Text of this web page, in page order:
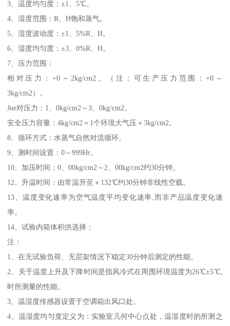
3、温度均匀度：±1、5℃。
4、湿度范围：R、H饱和蒸气。
5、湿度波动度：±1、5%R、H。
6、湿度均匀度：±3、0%R、H。
7、压力范围：
相对压力：+0～2kg/cm2。（注：可生产压力范围：+0～
3kg/cm2）。
Jue对压力：1、0kg/cm2～3、0kg/cm2。
安全压力容量：4kg/cm2＝1个环境大气压＋3kg/cm2。
8、循环方式：水蒸气自然对流循环。
9、测时间设置：0～999Hr。
10、加压时间：0、00kg/cm2～2、00kg/cm2约30分钟。
12、升温时间：由常温升至＋132℃约30分钟非线性空载。
13、温度变化速率为空气温度平均变化速率,而非产品温度变化速
率。
14、试验内箱体积供选择：
注：
1、在无试验负荷、无层架情况下稳定30分钟后测定的性能。
2、关于温度上升及下降时间是指风冷式在周围环境温度为26℃±5℃,
时所测量的性能。
3、温湿度传感器设置于空调箱出风口处。
4、温湿度均匀度定义为：实验室几何中心点处，温湿度时的所测之